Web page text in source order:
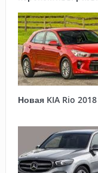
Новая KIA Rio